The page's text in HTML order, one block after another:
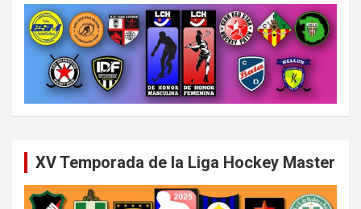
XV Temporada de la Liga Hockey Master